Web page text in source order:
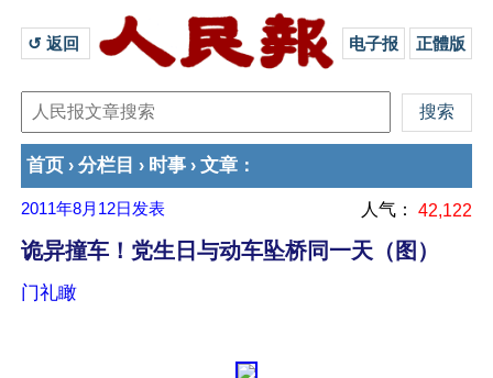
↺ 返回 电子报 正體版
首页 › 分栏目 › 时事 › 文章 ：
2011年8月12日 发表 人气： 42,122
诡异撞车！党生日与动车坠桥同一天（图）
门礼瞰